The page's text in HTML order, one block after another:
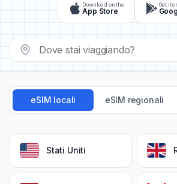
Download on the
App Store
Get it
eSIM locali eSIM regionali
Stati Uniti